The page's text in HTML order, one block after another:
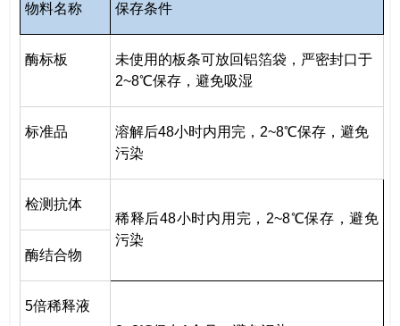
物料名称 保存条件
酶标板
未使用的板条可放回铝箔袋，严密封口于
2~8℃保存，避免吸湿
标准品 溶解后48小时内用完， 2~8℃保存，避免
污染
检测抗体
稀释后48小时内用完， 2~8℃保存，避免
污染
酶结合物
5倍稀释液